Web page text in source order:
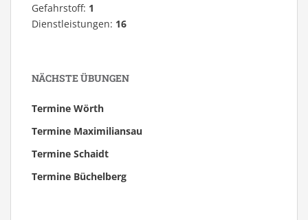
Gefahrstoff: 1
Dienstleistungen: 16
NÄCHSTE ÜBUNGEN
Termine Wörth
Termine Maximiliansau
Termine Schaidt
Termine Büchelberg